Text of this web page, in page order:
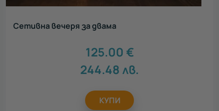
Сетивна вечеря за двама
125.00 €
244.48 лв.
КУПИ